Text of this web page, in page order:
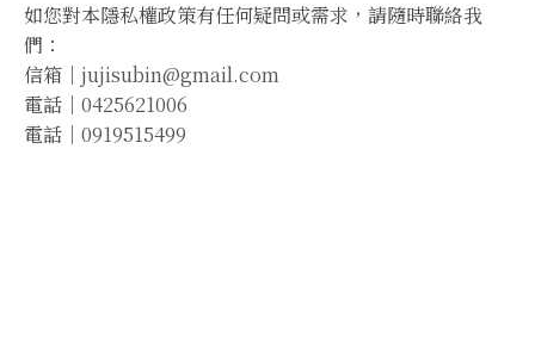
如您對本隱私權政策有任何疑問或需求，請隨時聯絡我
們：
信箱｜ jujisubin@gmail.com
電話｜ 0425621006
電話｜ 0919515499